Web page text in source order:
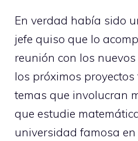
En verdad había sido
jefe quiso que lo
reunión con los
los próximos
temas que involucran
que estudie
universidad famosa en